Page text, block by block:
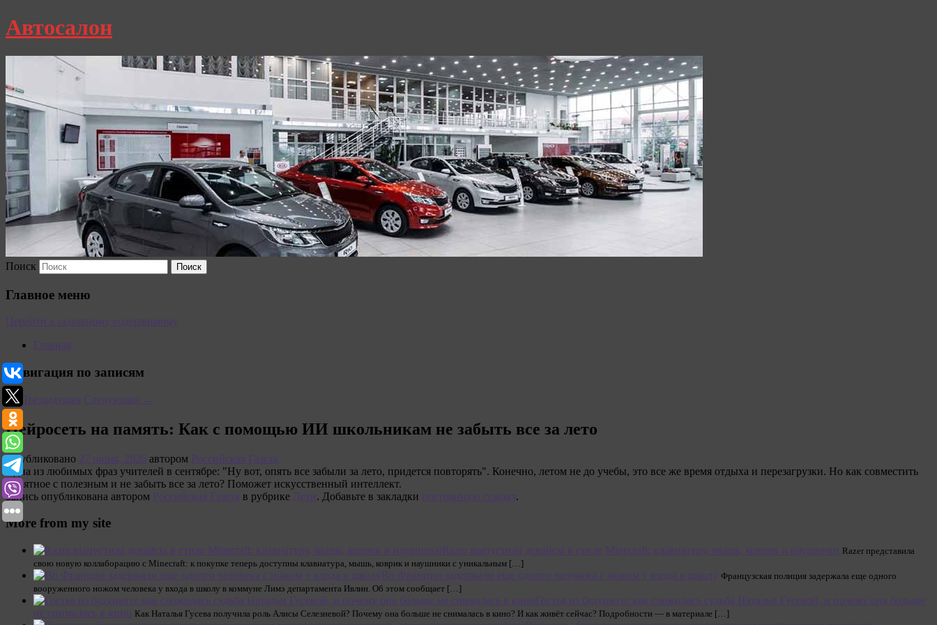
Автосалон
Поиск
Главное меню
Перейти к основному содержимому
Главная
Навигация по записям
←Предыдущая Следующая →
Нейросеть на память: Как с помощью ИИ школьникам не забыть все за лето
Опубликовано 27 июня, 2026 автором Российская Газета
Одна из любимых фраз учителей в сентябре: "Ну вот, опять все забыли за лето, придется повторять". Конечно, летом не до учебы, это все же время отдыха и перезагрузки. Но как совместить
приятное с полезным и не забыть все за лето? Поможет искусственный интеллект.
Запись опубликована автором Российская Газета в рубрике Дети. Добавьте в закладки постоянную ссылку.
More from my site
Razer выпустила девайсы в стиле Minecraft: клавиатуру, мышь, коврик и наушники Razer представила
свою новую коллаборацию с Minecraft: к покупке теперь доступны клавиатура, мышь, коврик и наушники с уникальным […]
Во Франции задержали еще одного человека с ножом у входа в школу Французская полиция задержала еще одного
вооруженного ножом человека у входа в школу в коммуне Лимэ департамента Ивлин. Об этом сообщает […]
Гостья из будущего: как сложилась судьба Натальи Гусевой, и почему она больше
не снималась в кино Как Наталья Гусева получила роль Алисы Селезневой? Почему она больше не снималась в кино? И как живёт сейчас? Подробности — в материале […]